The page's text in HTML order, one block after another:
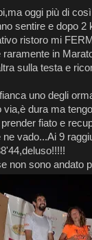
oggi più di
sentire e dopo
ristoro mi
in
sulla testa e
uno degli
dura ma
fiato e
vado...Ai 9
non sono andato